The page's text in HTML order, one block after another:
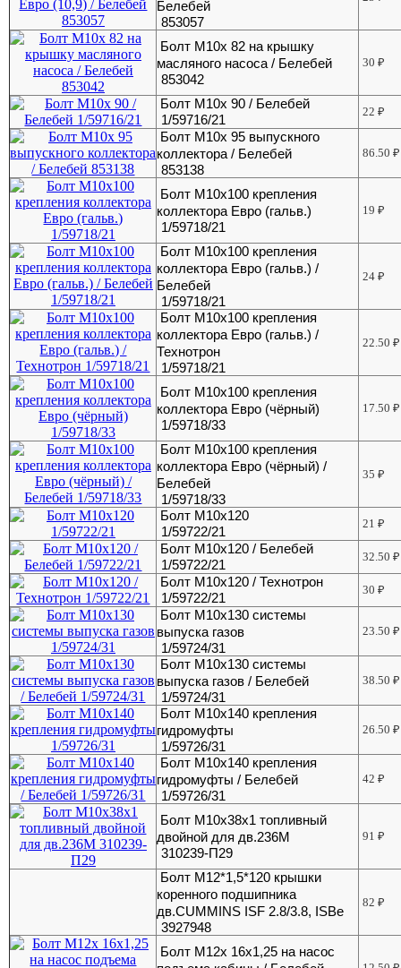
Белебей
853057
Болт М10х 82 на крышку
масляного насоса / Белебей
853042
30₽
Болт М10х 90 / Белебей
1/59716/21
22₽
Болт М10х 95 выпускного
коллектора / Белебей
853138
86.50₽
Болт М10х100 крепления
коллектора Евро (гальв.)
1/59718/21
19₽
Болт М10х100 крепления
коллектора Евро (гальв.) /
Белебей
1/59718/21
24₽
Болт М10х100 крепления
коллектора Евро (гальв.) /
Технотрон
1/59718/21
22.50₽
Болт М10х100 крепления
коллектора Евро (чёрный)
1/59718/33
17.50₽
Болт М10х100 крепления
коллектора Евро (чёрный) /
Белебей
1/59718/33
35₽
Болт М10х120
1/59722/21
21₽
Болт М10х120 / Белебей
1/59722/21
32.50₽
Болт М10х120 / Технотрон
1/59722/21
30₽
Болт М10х130 системы
выпуска газов
1/59724/31
23.50₽
Болт М10х130 системы
выпуска газов / Белебей
1/59724/31
38.50₽
Болт М10х140 крепления
гидромуфты
1/59726/31
26.50₽
Болт М10х140 крепления
гидромуфты / Белебей
1/59726/31
42₽
Болт М10х38х1 топливный
двойной для дв.236М
310239-П29
91₽
Болт М12*1,5*120 крышки
коренного подшипника
дв.CUMMINS ISF 2.8/3.8, ISBe
3927948
82₽
Болт М12х 16х1,25 на насос